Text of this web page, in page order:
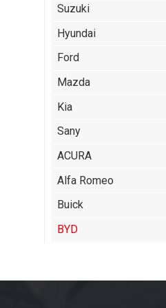
Suzuki
Hyundai
Ford
Mazda
Kia
Sany
ACURA
Alfa Romeo
Buick
BYD
Chery